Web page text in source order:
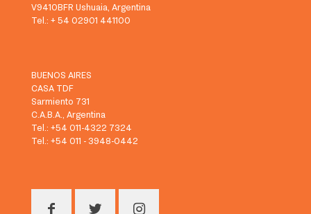
V9410BFR Ushuaia, Argentina
Tel.: + 54 02901 441100
BUENOS AIRES
CASA TDF
Sarmiento 731
C.A.B.A., Argentina
Tel.: +54 011-4322 7324
Tel.: +54 011 - 3948-0442